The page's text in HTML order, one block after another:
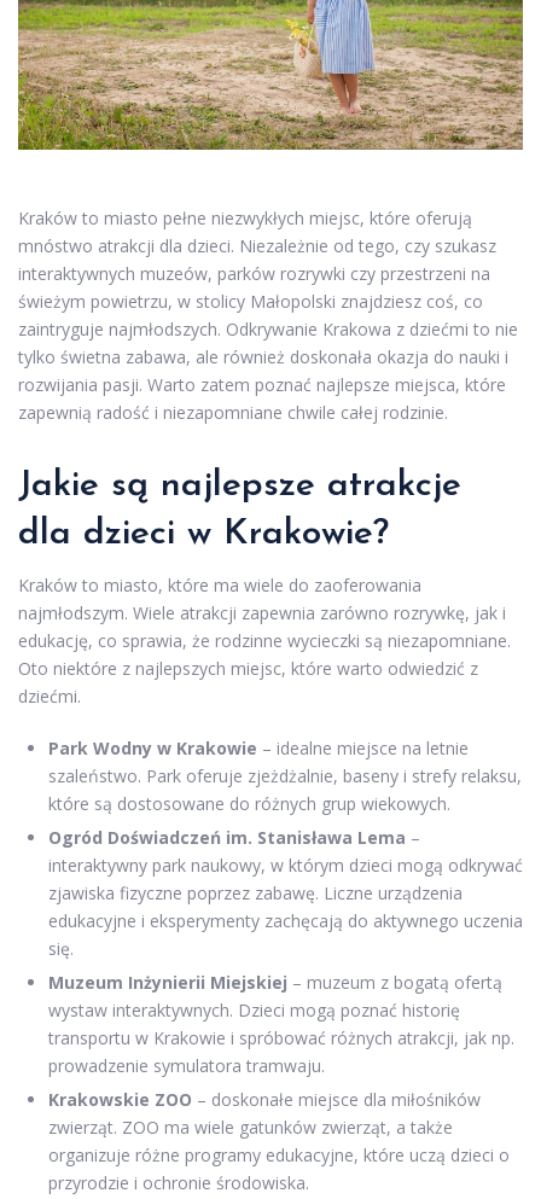
Kraków to miasto pełne niezwykłych miejsc, które oferują
mnóstwo atrakcji dla dzieci. Niezależnie od tego, czy szukasz
interaktywnych muzeów, parków rozrywki czy przestrzeni na
świeżym powietrzu, w stolicy Małopolski znajdziesz coś, co
zaintryguje najmłodszych. Odkrywanie Krakowa z dziećmi to nie
tylko świetna zabawa, ale również doskonała okazja do nauki i
rozwijania pasji. Warto zatem poznać najlepsze miejsca, które
zapewnią radość i niezapomniane chwile całej rodzinie.
Jakie są najlepsze atrakcje
dla dzieci w Krakowie?
Kraków to miasto, które ma wiele do zaoferowania
najmłodszym. Wiele atrakcji zapewnia zarówno rozrywkę, jak i
edukację, co sprawia, że rodzinne wycieczki są niezapomniane.
Oto niektóre z najlepszych miejsc, które warto odwiedzić z
dziećmi.
Park Wodny w Krakowie – idealne miejsce na letnie
szaleństwo. Park oferuje zjeżdżalnie, baseny i strefy relaksu,
które są dostosowane do różnych grup wiekowych.
Ogród Doświadczeń im. Stanisława Lema –
interaktywny park naukowy, w którym dzieci mogą odkrywać
zjawiska fizyczne poprzez zabawę. Liczne urządzenia
edukacyjne i eksperymenty zachęcają do aktywnego uczenia
się.
Muzeum Inżynierii Miejskiej – muzeum z bogatą ofertą
wystaw interaktywnych. Dzieci mogą poznać historię
transportu w Krakowie i spróbować różnych atrakcji, jak np.
prowadzenie symulatora tramwaju.
Krakowskie ZOO – doskonałe miejsce dla miłośników
zwierząt. ZOO ma wiele gatunków zwierząt, a także
organizuje różne programy edukacyjne, które uczą dzieci o
przyrodzie i ochronie środowiska.